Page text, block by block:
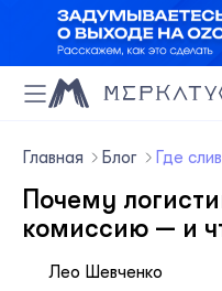
Главная Блог Где
Почему
комиссию — и
Лео Шевченко